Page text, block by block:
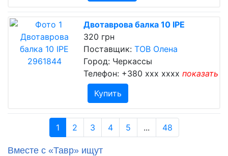
Двотаврова балка 10 IPE
320 грн
Поставщик: ТОВ Олена
Город: Черкассы
Телефон: +380 xxx xxxx показать
Купить
1 2 3 4 5 ... 48
Вместе с «Тавр» ищут